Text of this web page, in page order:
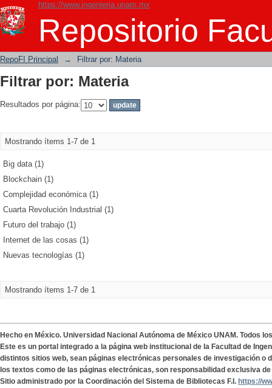
https://www.ingenieria.unam.mx
Repositorio
Filtrar por: Materia
RepoFI Principal → Filtrar por: Materia
Filtrar por: Materia
Resultados por página:
Mostrando ítems 1-7 de 1
Big data (1)
Blockchain (1)
Complejidad económica (1)
Cuarta Revolución Industrial (1)
Futuro del trabajo (1)
Internet de las cosas (1)
Nuevas tecnologías (1)
Mostrando ítems 1-7 de 1
Hecho en México. Universidad Nacional Autónoma de México UNAM. Todos
Este es un portal integrado a la página web institucional de la Facultad de
distintos sitios web, sean páginas electrónicas personales de investigación o
los textos como de las páginas electrónicas, son responsabilidad exclusiva
Sitio administrado por la Coordinación del Sistema de Bibliotecas F.I. https://